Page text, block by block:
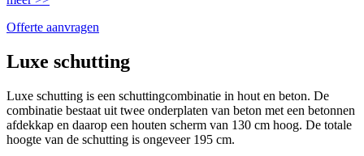
Offerte aanvragen
Luxe schutting
Luxe schutting is een schuttingcombinatie in hout en beton. De
combinatie bestaat uit twee onderplaten van beton met een betonnen
afdekkap en daarop een houten scherm van 130 cm hoog. De totale
hoogte van de schutting is ongeveer 195 cm.